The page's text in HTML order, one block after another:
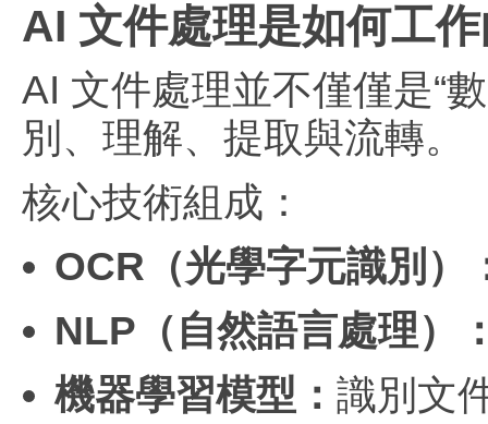
AI 文件處理是如何工
AI 文件處理並不僅僅是“
別、理解、提取與流轉。
核心技術組成：
OCR（光學字元識別）
NLP（自然語言處理）
機器學習模型： 識別文